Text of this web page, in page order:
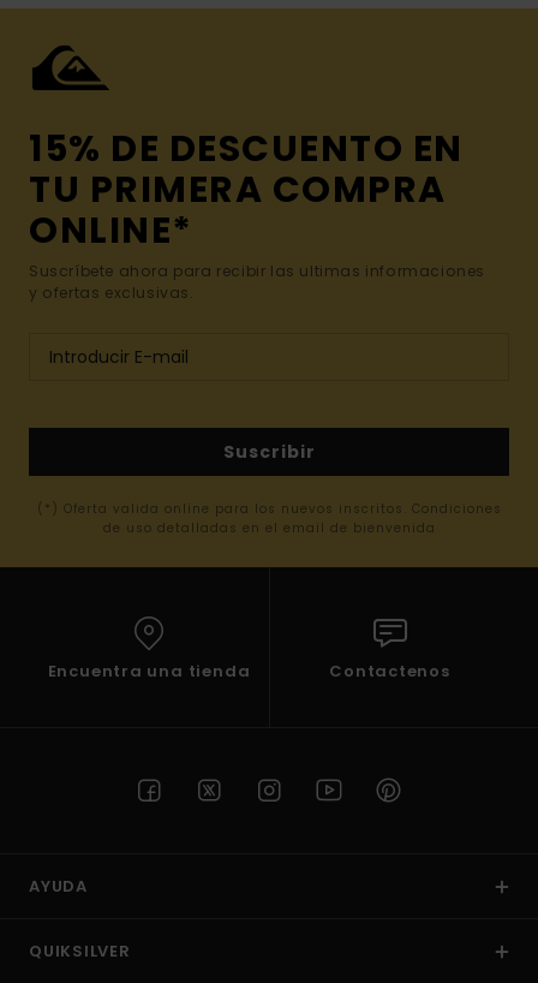
15% DE DESCUENTO EN
TU PRIMERA COMPRA
ONLINE*
Suscríbete ahora para recibir las ultimas informaciones
y ofertas exclusivas.
Suscribir
(*) Oferta valida online para los nuevos inscritos. Condiciones
de uso detalladas en el email de bienvenida
Encuentra una tienda Contactenos
AYUDA
QUIKSILVER